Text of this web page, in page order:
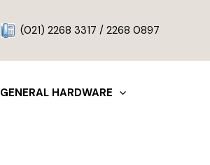
(021) 2268 3317 / 2268 0897
GENERAL HARDWARE